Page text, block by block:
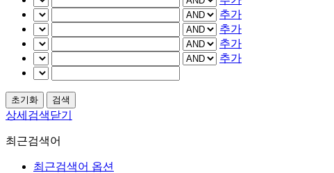
추가
추가
추가
추가
상세검색닫기
최근검색어
최근검색어 옵션